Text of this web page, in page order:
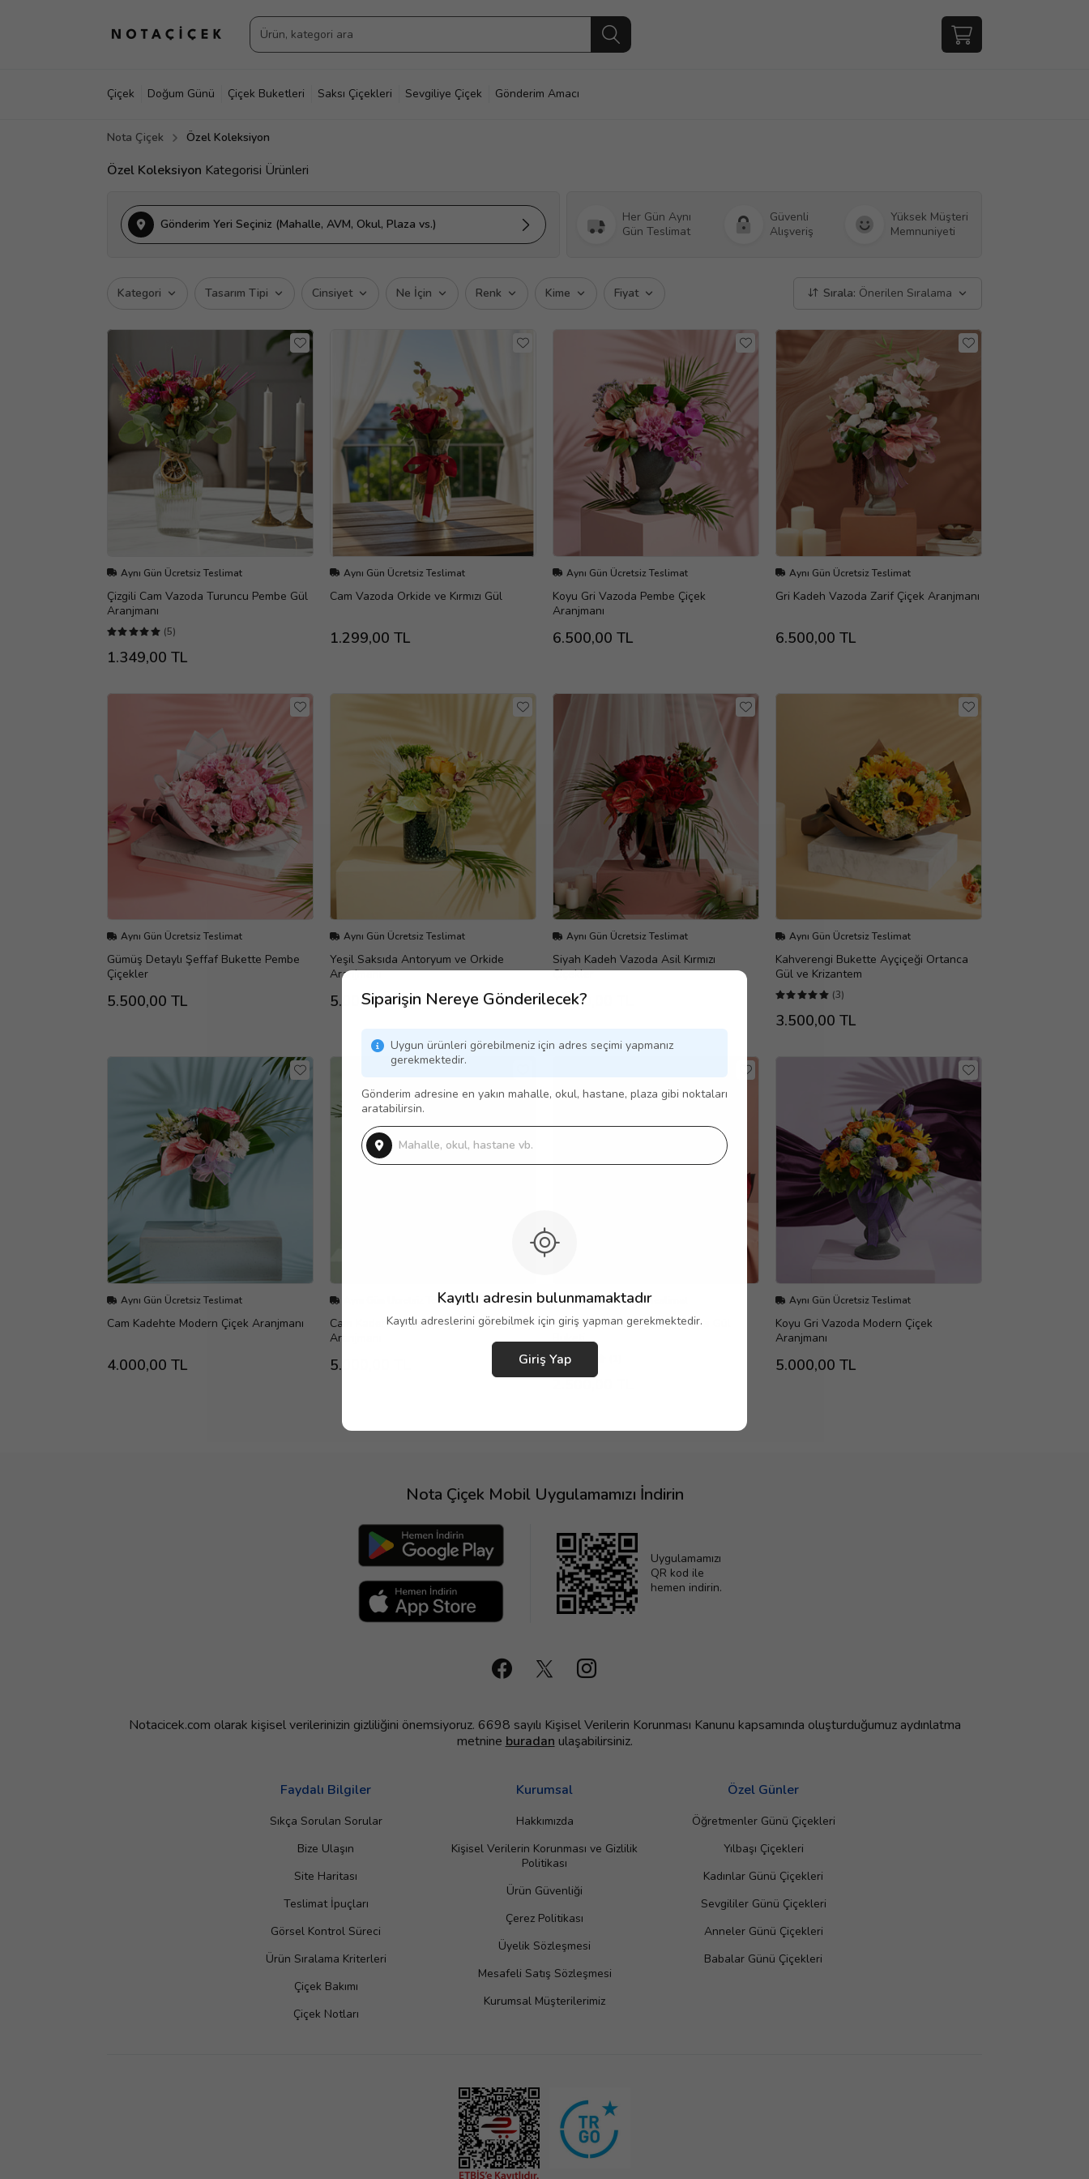
Çiçek Doğum Günü Çiçek Buketleri Saksı Çiçekleri Sevgiliye Çiçek Gönderim Amacı
Nota Çiçek Özel Koleksiyon
Özel Koleksiyon Kategorisi Ürünleri
Gönderim Yeri Seçiniz (Mahalle, AVM, Okul, Plaza vs.)
Siparişin Nereye Gönderilecek?
Uygun ürünleri görebilmeniz için adres seçimi yapmanız
gerekmektedir.
Gönderim adresine en yakın mahalle, okul, hastane, plaza gibi noktaları
aratabilirsin.
Kayıtlı adresin bulunmamaktadır
Kayıtlı adreslerini görebilmek için giriş yapman gerekmektedir.
Giriş Yap
Her Gün Aynı
Gün Teslimat
Güvenli
Alışveriş
Yüksek Müşteri
Memnuniyeti
Kategori Tasarım Tipi Cinsiyet Ne İçin Renk Kime Fiyat Sırala: Önerilen Sıralama
Aynı Gün Ücretsiz Teslimat
Çizgili Cam Vazoda Turuncu Pembe Gül
Aranjmanı
(5)
1.349,00 TL
Aynı Gün Ücretsiz Teslimat
Cam Vazoda Orkide ve Kırmızı Gül
1.299,00 TL
Aynı Gün Ücretsiz Teslimat
Koyu Gri Vazoda Pembe Çiçek
Aranjmanı
6.500,00 TL
Aynı Gün Ücretsiz Teslimat
Gri Kadeh Vazoda Zarif Çiçek Aranjmanı
6.500,00 TL
Aynı Gün Ücretsiz Teslimat
Gümüş Detaylı Şeffaf Bukette Pembe
Çiçekler
5.500,00 TL
Aynı Gün Ücretsiz Teslimat
Yeşil Saksıda Antoryum ve Orkide
Aranjmanı
5.000,00 TL
Aynı Gün Ücretsiz Teslimat
Siyah Kadeh Vazoda Asil Kırmızı
Çiçekler
4.000,00 TL
Aynı Gün Ücretsiz Teslimat
Kahverengi Bukette Ayçiçeği Ortanca
Gül ve Krizantem
(3)
3.500,00 TL
Aynı Gün Ücretsiz Teslimat
Cam Kadehte Modern Çiçek Aranjmanı
4.000,00 TL
Aynı Gün Ücretsiz Teslimat
Cam Kadeh Vazoda Beyaz Çiçek
Aranjmanı
5.000,00 TL
Aynı Gün Ücretsiz Teslimat
Siyah ve Kırmızı Bukette Kırmızı Gül
Buketi
Aynı Gün Ücretsiz Teslimat
Koyu Gri Vazoda Modern Çiçek
Aranjmanı
5.000,00 TL
Nota Çiçek Mobil Uygulamamızı İndirin
Uygulamamızı
QR kod ile
hemen indirin.
Notacicek.com olarak kişisel verilerinizin gizliliğini önemsiyoruz. 6698 sayılı Kişisel Verilerin Korunması Kanunu kapsamında oluşturduğumuz aydınlatma
metnine buradan ulaşabilirsiniz.
Faydalı Bilgiler
Sıkça Sorulan Sorular
Bize Ulaşın
Site Haritası
Teslimat İpuçları
Görsel Kontrol Süreci
Ürün Sıralama Kriterleri
Çiçek Bakımı
Çiçek Notları
Kurumsal
Hakkımızda
Kişisel Verilerin Korunması ve Gizlilik
Politikası
Ürün Güvenliği
Çerez Politikası
Üyelik Sözleşmesi
Mesafeli Satış Sözleşmesi
Kurumsal Müşterilerimiz
Özel Günler
Öğretmenler Günü Çiçekleri
Yılbaşı Çiçekleri
Kadınlar Günü Çiçekleri
Sevgililer Günü Çiçekleri
Anneler Günü Çiçekleri
Babalar Günü Çiçekleri